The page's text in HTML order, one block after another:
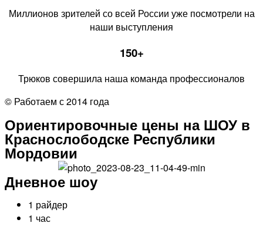
Миллионов зрителей со всей России уже посмотрели на
наши выступления
150+
Трюков совершила наша команда профессионалов
© Работаем с 2014 года
Ориентировочные цены на ШОУ в
Краснослободске Республики
Мордовии
Дневное шоу
1 райдер
1 час